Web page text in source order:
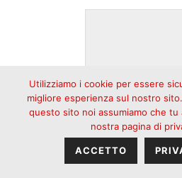
Utilizziamo i cookie per essere
migliore esperienza sul nostro
questo sito noi assumiamo che tu
nostra pagina di
ACCETTO